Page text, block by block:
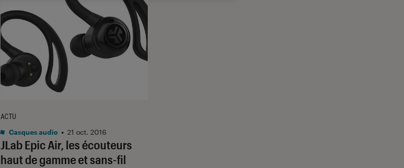
JLab Epic Air, les écouteurs
haut de gamme et sans-fil
ACTU
Casques audio • 21 oct. 2016